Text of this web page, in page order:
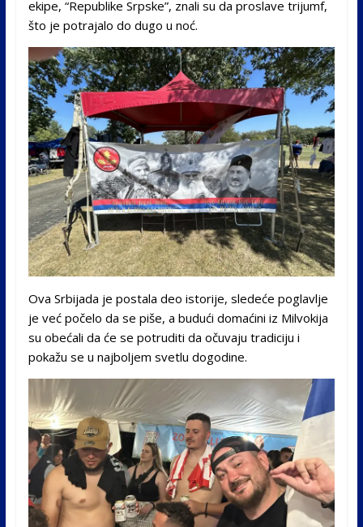
ekipe, “Republike Srpske”, znali su da proslave trijumf,
što je potrajalo do dugo u noć.
Ova Srbijada je postala deo istorije, sledeće poglavlje
je već počelo da se piše, a budući domaćini iz Milvokija
su obećali da će se potruditi da očuvaju tradiciju i
pokažu se u najboljem svetlu dogodine.